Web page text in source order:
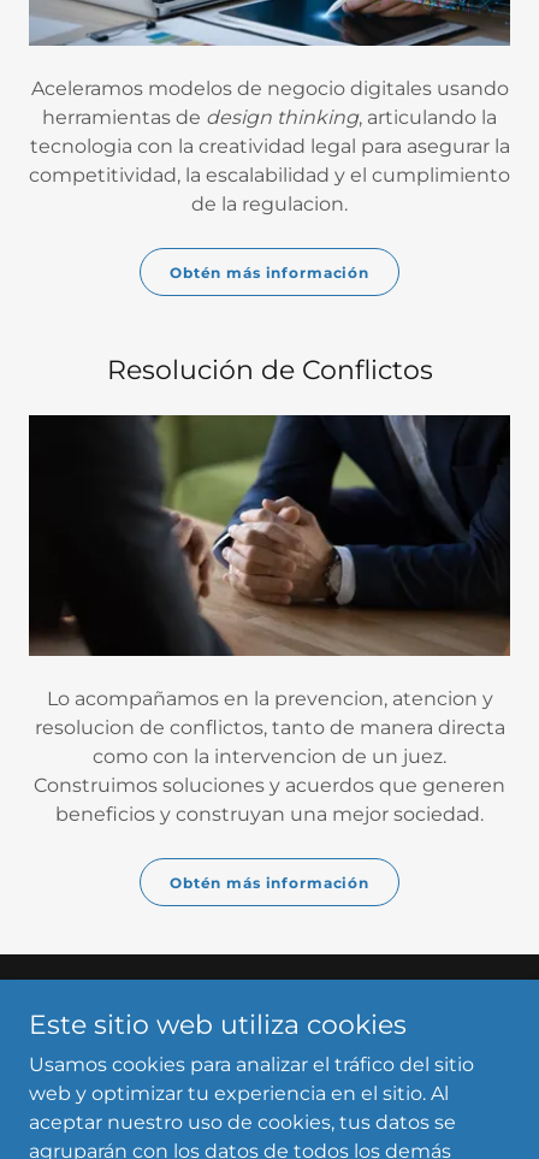
Aceleramos modelos de negocio digitales usando
herramientas de design thinking, articulando la
tecnologia con la creatividad legal para asegurar la
competitividad, la escalabilidad y el cumplimiento
de la regulacion.
Obtén más información
Resolución de Conflictos
Lo acompañamos en la prevencion, atencion y
resolucion de conflictos, tanto de manera directa
como con la intervencion de un juez.
Construimos soluciones y acuerdos que generen
beneficios y construyan una mejor sociedad.
Obtén más información
Copyright © 2025 Uptick Legal - Todos los derechos
reservados.
Este sitio web utiliza cookies
Usamos cookies para analizar el tráfico del sitio
web y optimizar tu experiencia en el sitio. Al
aceptar nuestro uso de cookies, tus datos se
agruparán con los datos de todos los demás